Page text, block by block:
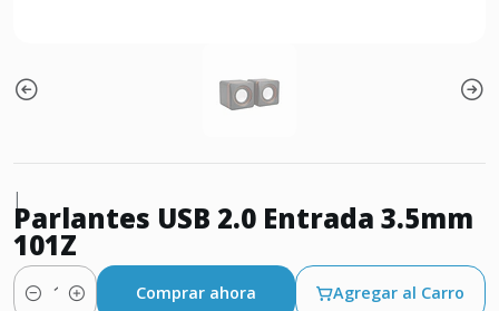
|
Parlantes USB 2.0 Entrada 3.5mm
101Z
Cantidad
Agregar al Carro
Comprar ahora